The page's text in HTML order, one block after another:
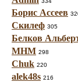
Борис Ассеев
Скилеф 305
Белков
МНМ 298
Chuk 220
alek48s 216